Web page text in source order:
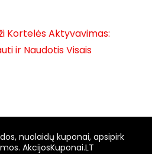
Kortelės Aktyvavimas:
ir Naudotis Visais
nuolaidų kuponai, apsipirk
AkcijosKuponai.LT